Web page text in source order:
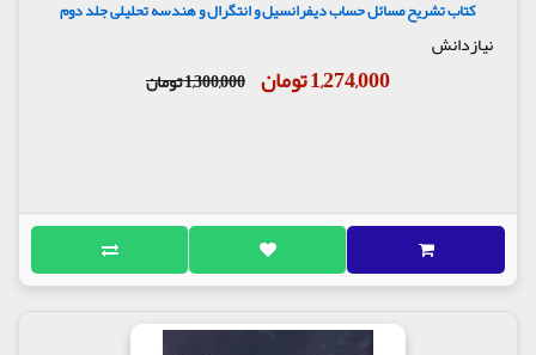
کتاب تشریح مسائل حساب دیفرانسیل و انتگرال و هندسه تحلیلی جلد دوم
نیازدانش
1,274,000 تومان 1,300,000 تومان